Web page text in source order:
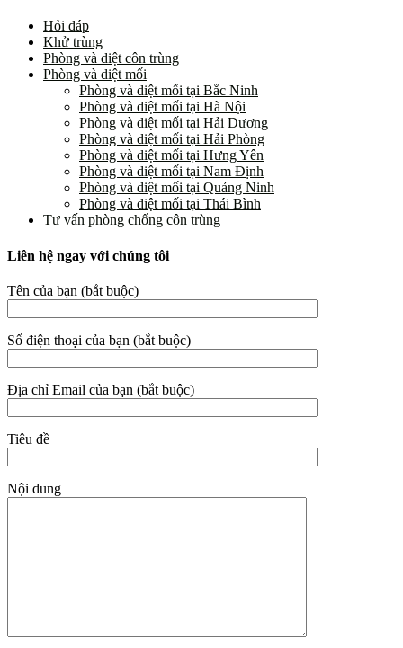
Hỏi đáp
Khử trùng
Phòng và diệt côn trùng
Phòng và diệt mối
Phòng và diệt mối tại Bắc Ninh
Phòng và diệt mối tại Hà Nội
Phòng và diệt mối tại Hải Dương
Phòng và diệt mối tại Hải Phòng
Phòng và diệt mối tại Hưng Yên
Phòng và diệt mối tại Nam Định
Phòng và diệt mối tại Quảng Ninh
Phòng và diệt mối tại Thái Bình
Tư vấn phòng chống côn trùng
Liên hệ ngay với chúng tôi
Tên của bạn (bắt buộc)
Số điện thoại của bạn (bắt buộc)
Địa chỉ Email của bạn (bắt buộc)
Tiêu đề
Nội dung